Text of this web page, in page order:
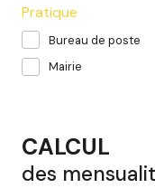
Pratique
Bureau de poste
Mairie
CALCUL
des